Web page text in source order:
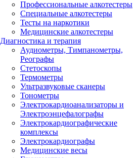
Профессиональные алкотестеры
Специальные алкотестеры
Тесты на наркотики
Медицинские алкотестеры
Диагностика и терапия
Аудиометры, Тимпанометры,
Реографы
Стетоскопы
Термометры
Ультразвуковые сканеры
Тонометры
Электрокардиоанализаторы и
Электроэнцефалографы
Электрокардиографические
комплексы
Электрокардиографы
Медицинские весы